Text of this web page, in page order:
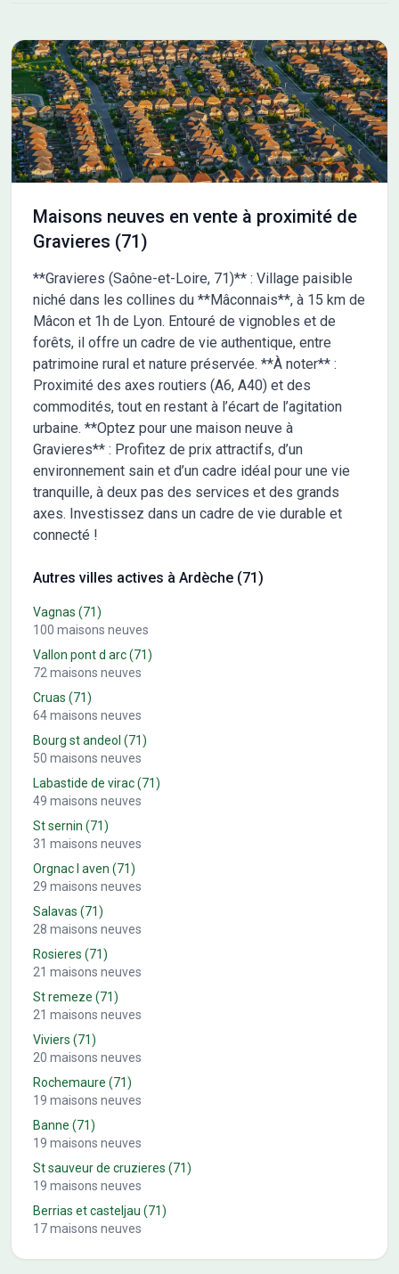
décennale, assurance dommages-ouvrage, prix ferme et
définitif. Pour plus d'informations ou pour convenir d'un
rendez-vous découverte, contactez : Mélanie DEFFOBIS -
Maison France Confort, Agence de Vallon Pont d'Arc 06 46 26
20 66
Maisons neuves en vente à proximité de
Gravieres (71)
**Gravieres (Saône-et-Loire, 71)** : Village paisible
niché dans les collines du **Mâconnais**, à 15 km de
Mâcon et 1h de Lyon. Entouré de vignobles et de
forêts, il offre un cadre de vie authentique, entre
patrimoine rural et nature préservée. **À noter** :
Proximité des axes routiers (A6, A40) et des
commodités, tout en restant à l’écart de l’agitation
urbaine. **Optez pour une maison neuve à
Gravieres** : Profitez de prix attractifs, d’un
environnement sain et d’un cadre idéal pour une vie
tranquille, à deux pas des services et des grands
axes. Investissez dans un cadre de vie durable et
connecté !
Autres villes actives à Ardèche (71)
Vagnas (71)
100 maisons neuves
Vallon pont d arc(71)
72 maisons neuves
Cruas (71)
64maisons neuves
Bourg st andeol (71)
50 maisons neuves
Labastide de virac(71)
49 maisons neuves
St sernin (71)
31 maisons neuves
Orgnac l aven (71)
29 maisons neuves
Salavas (71)
28 maisons neuves
Rosieres (71)
21 maisons neuves
St remeze (71)
21 maisons neuves
Viviers (71)
20 maisons neuves
Rochemaure (71)
19 maisons neuves
Banne (71)
19 maisons neuves
St sauveur de cruzieres (71)
19 maisons neuves
Berrias et casteljau (71)
17maisons neuves